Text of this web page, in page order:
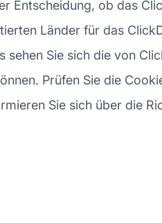
Entscheidung, ob das
Länder für das
Sie sich die von
Prüfen Sie die
Sie sich über die